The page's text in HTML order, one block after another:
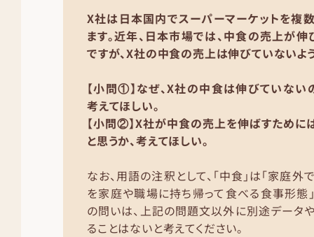
X社は日本国内でスーパーマーケットを複
ます。近年、日本市場では、中食の売上が伸
ですが、X社の中食の売上は伸びていないよ
【小問①】なぜ、X社の中食は伸びていない
考えてほしい。
【小問②】X社が中食の売上を伸ばすために
と思うか、考えてほしい。
なお、用語の注釈として、「中食」は「家庭
を家庭や職場に持ち帰って食べる食事形態」
の問いは、上記の問題文以外に別途データ
ることはないと考えてください。